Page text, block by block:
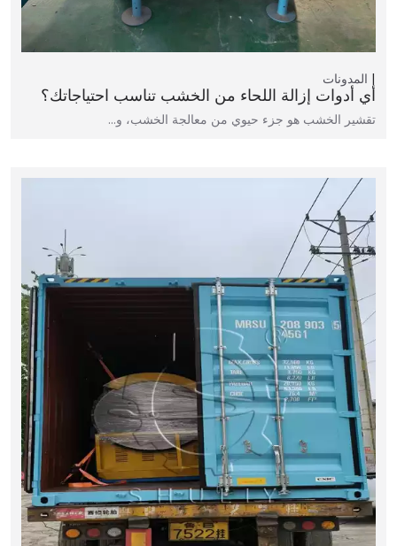
المدونات
أي أدوات إزالة اللحاء من الخشب تناسب احتياجاتك؟
تقشير الخشب هو جزء حيوي من معالجة الخشب، و…